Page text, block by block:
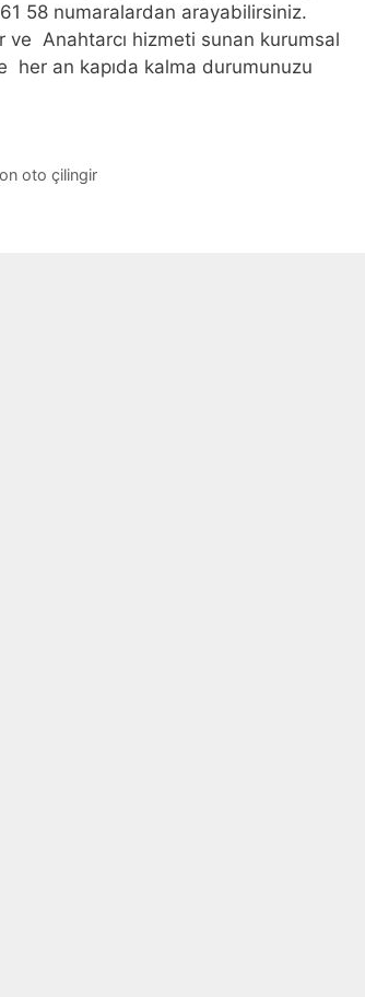
58 numaralardan arayabilirsiniz.
ve Anahtarcı hizmeti sunan kurumsal
her an kapıda kalma durumunuzu
oto çilingir